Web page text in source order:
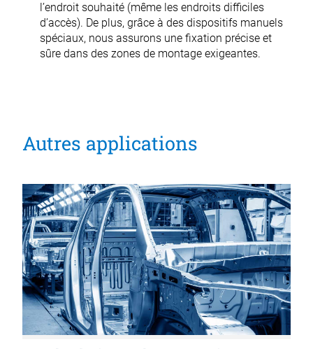
l’endroit souhaité (même les endroits difficiles
d’accès). De plus, grâce à des dispositifs manuels
spéciaux, nous assurons une fixation précise et
sûre dans des zones de montage exigeantes.
Autres applications